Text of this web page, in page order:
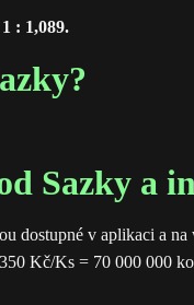
1 : 1,089.
Sazky a
dostupné v aplikaci a
Kč/Ks = 70 000 000